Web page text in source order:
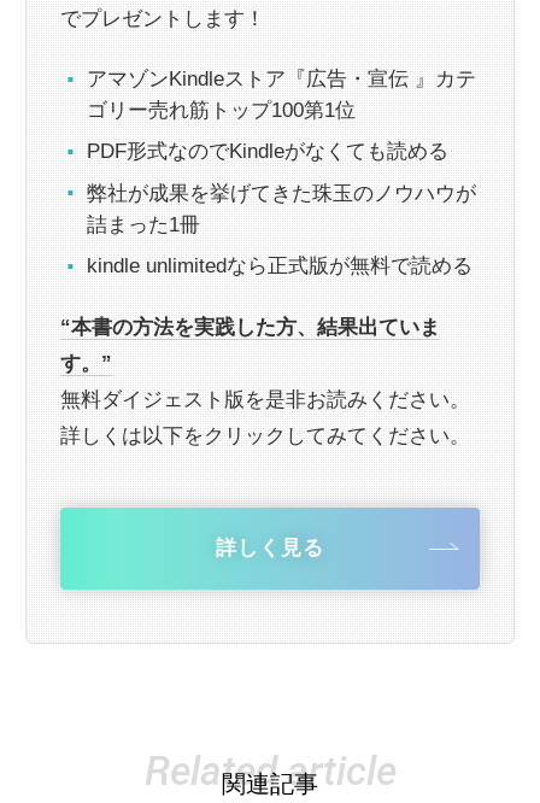
でプレゼントします！
アマゾンKindleストア『広告・宣伝 』カテ
ゴリー売れ筋トップ100第1位
PDF形式なのでKindleがなくても読める
弊社が成果を挙げてきた珠玉のノウハウが
詰まった1冊
kindle unlimitedなら正式版が無料で読める
“本書の方法を実践した方、結果出ていま
す。”
無料ダイジェスト版を是非お読みください。
詳しくは以下をクリックしてみてください。
詳しく見る
関連記事
Related article